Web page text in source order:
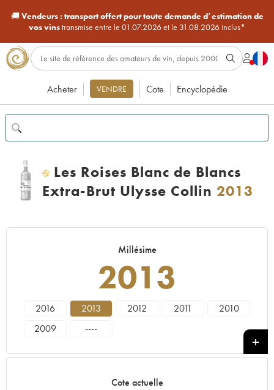
🚚Vendeurs : transport offert pour toute demande d’estimation de
vos vinstransmise entre le 01.07.2026 et le 31.08.2026 inclus*
Acheter VENDRE Cote Encyclopédie
H
Les Roises Blanc de Blancs
Extra-Brut Ulysse Collin 2013
Millésime
2013
2016 2013 2012 2011
2010
2009
----
Cote actuelle